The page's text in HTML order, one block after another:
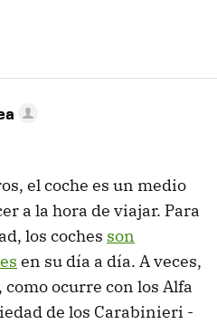
el coche es un medio
a la hora de viajar. Para
los coches son
en su día a día. A veces,
ocurre con los Alfa
de los Carabinieri -